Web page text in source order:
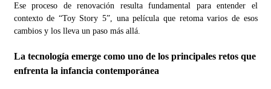
Ese proceso de renovación resulta fundamental para entender el
contexto de “Toy Story 5”, una película que retoma varios de esos
cambios y los lleva un paso más allá.
La tecnología emerge como uno de los principales retos que
enfrenta la infancia contemporánea